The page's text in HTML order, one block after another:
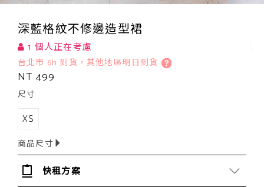
深藍格紋不修邊造型裙
1 個人正在考慮
台北市 6h 到貨，其他地區明日到貨
NT 499
尺寸
XS
商品尺寸
快租方案